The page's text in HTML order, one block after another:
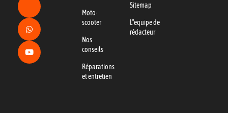
Moto-
scooter
Nos
conseils
Réparations
et entretien
Sitemap
L"equipe de
rédacteur